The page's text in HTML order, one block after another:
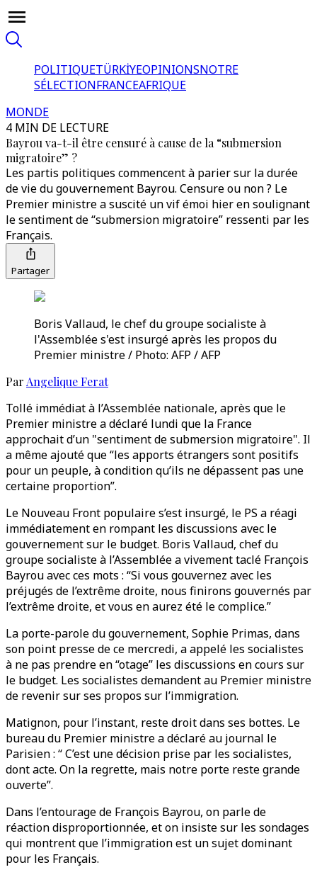
POLITIQUETÜRKİYEOPINIONSNOTRE
SÉLECTIONFRANCEAFRIQUE
MONDE
4 MIN DE LECTURE
Bayrou va-t-il être censuré à cause de la “submersion
migratoire” ?
Les partis politiques commencent à parier sur la durée
de vie du gouvernement Bayrou. Censure ou non ? Le
Premier ministre a suscité un vif émoi hier en soulignant
le sentiment de “submersion migratoire” ressenti par les
Français.
Partager
Boris Vallaud, le chef du groupe socialiste à
l'Assemblée s'est insurgé après les propos du
Premier ministre / Photo: AFP / AFP
Par Angelique Ferat
Tollé immédiat à l’Assemblée nationale, après que le
Premier ministre a déclaré lundi que la France
approchait d’un "sentiment de submersion migratoire". Il
a même ajouté que “les apports étrangers sont positifs
pour un peuple, à condition qu’ils ne dépassent pas une
certaine proportion”.
Le Nouveau Front populaire s’est insurgé, le PS a réagi
immédiatement en rompant les discussions avec le
gouvernement sur le budget. Boris Vallaud, chef du
groupe socialiste à l’Assemblée a vivement taclé François
Bayrou avec ces mots : “Si vous gouvernez avec les
préjugés de l’extrême droite, nous finirons gouvernés par
l’extrême droite, et vous en aurez été le complice.”
La porte-parole du gouvernement, Sophie Primas, dans
son point presse de ce mercredi, a appelé les socialistes
à ne pas prendre en “otage” les discussions en cours sur
le budget. Les socialistes demandent au Premier ministre
de revenir sur ses propos sur l’immigration.
Matignon, pour l’instant, reste droit dans ses bottes. Le
bureau du Premier ministre a déclaré au journal le
Parisien : “ C’est une décision prise par les socialistes,
dont acte. On la regrette, mais notre porte reste grande
ouverte”.
Dans l’entourage de François Bayrou, on parle de
réaction disproportionnée, et on insiste sur les sondages
qui montrent que l’immigration est un sujet dominant
pour les Français.